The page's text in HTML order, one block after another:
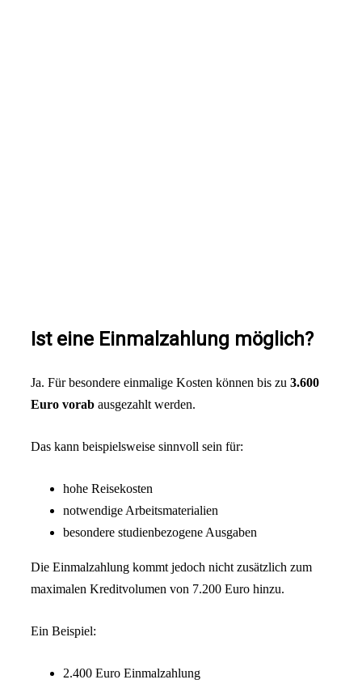
Ist eine Einmalzahlung möglich?
Ja. Für besondere einmalige Kosten können bis zu 3.600
Euro vorab ausgezahlt werden.
Das kann beispielsweise sinnvoll sein für:
hohe Reisekosten
notwendige Arbeitsmaterialien
besondere studienbezogene Ausgaben
Die Einmalzahlung kommt jedoch nicht zusätzlich zum
maximalen Kreditvolumen von 7.200 Euro hinzu.
Ein Beispiel:
2.400 Euro Einmalzahlung